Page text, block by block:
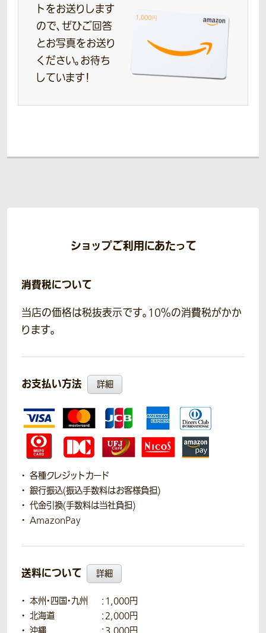
トをお送りします
ので、ぜひご回答
とお写真をお送り
ください。お待ち
しています！
ショップご利用にあたって
消費税について
当店の価格は税抜表示です。10％の消費税がかか
ります。
お支払い方法 詳細
各種クレジットカード
銀行振込(振込手数料はお客様負担)
代金引換(手数料は当社負担)
AmazonPay
送料について 詳細
本州・四国・九州
：1,000円
北海道
：2,000円